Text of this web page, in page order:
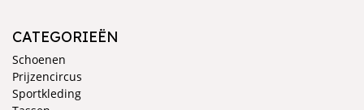
CATEGORIEËN
Schoenen
Prijzencircus
Sportkleding